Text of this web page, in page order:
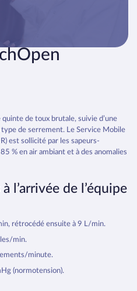
de toux brutale, suivie d’une
de serrement. Le Service Mobile
est sollicité par les sapeurs-
% en air ambiant et à des anomalies
l’arrivée de l’équipe
rétrocédé ensuite à 9 L/min.
min.
minute.
(normotension).